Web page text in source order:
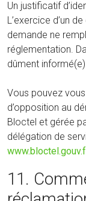
Un justificatif
L’exercice d’un
demande ne
réglementation.
dûment
Vous pouvez
d’opposition au
Bloctel et gérée
délégation de
11.